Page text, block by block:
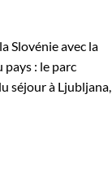
Slovénie avec la
: le parc
séjour à Ljubljana,